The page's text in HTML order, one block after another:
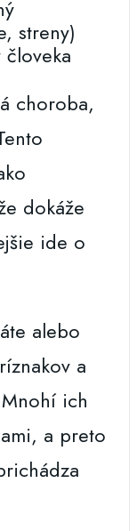
streny)
človeka
choroba,
dokáže
ide o
alebo
a
Mnohí ich
a preto